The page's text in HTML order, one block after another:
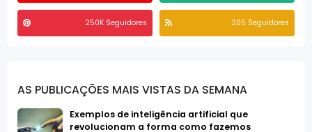
250K Seguidores 205 Seguidores
AS PUBLICAÇÕES MAIS VISTAS DA SEMANA
Exemplos de inteligência artificial que
revolucionam a forma como fazemos